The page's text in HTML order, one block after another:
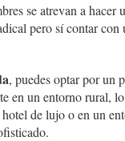
se atrevan a
pero sí contar
, puedes optar por un
en un entorno rural,
de lujo o en un